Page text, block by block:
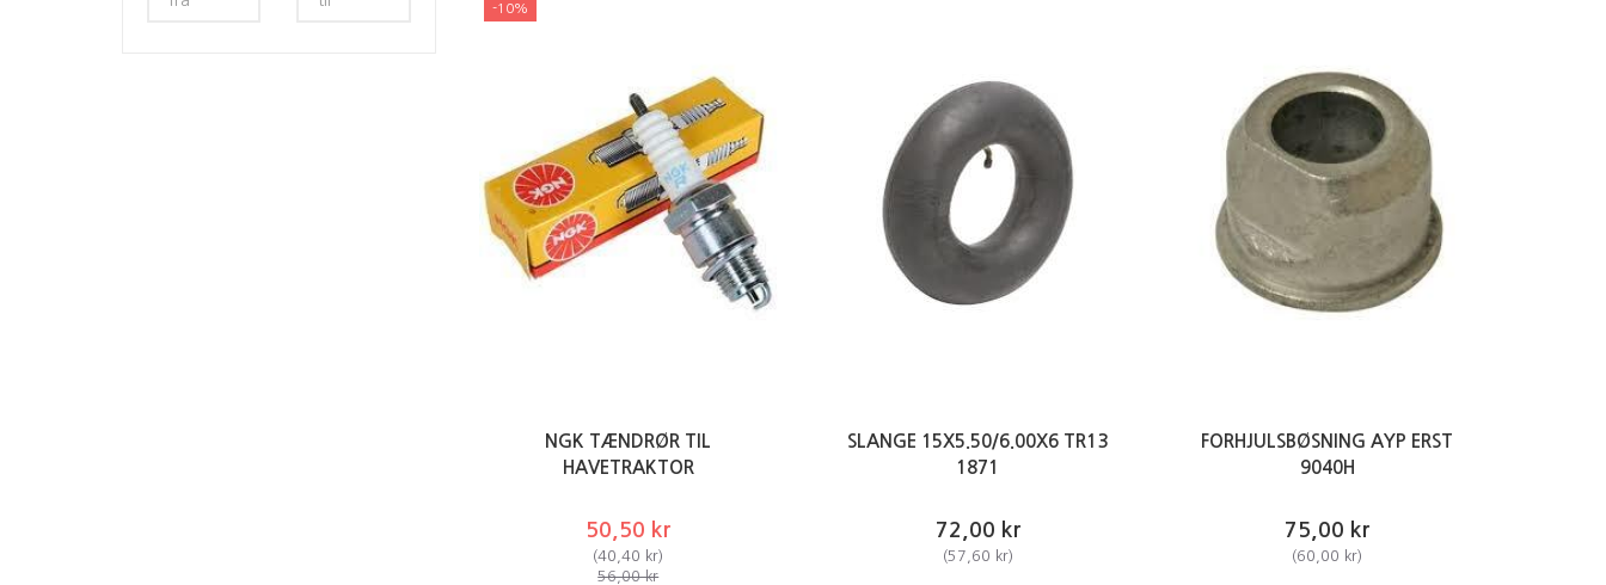
-10%
NGK TÆNDRØR TIL
HAVETRAKTOR
50,50 kr
(40,40 kr)
56,00 kr
SLANGE 15X5.50/6.00X6 TR13
1871
72,00 kr
(57,60 kr)
FORHJULSBØSNING AYP ERST
9040H
75,00 kr
(60,00 kr)